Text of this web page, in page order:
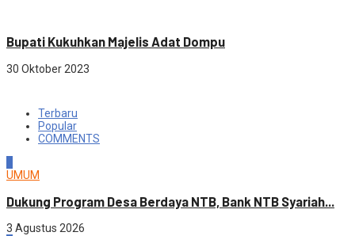
Bupati Kukuhkan Majelis Adat Dompu
30 Oktober 2023
Terbaru
Popular
COMMENTS
UMUM
Dukung Program Desa Berdaya NTB, Bank NTB Syariah...
3 Agustus 2026